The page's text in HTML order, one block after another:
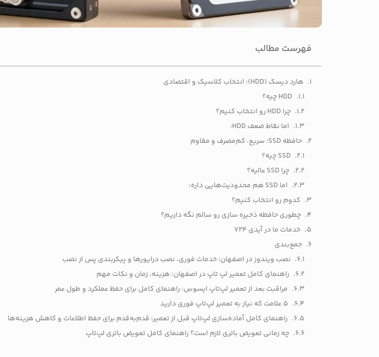
فهرست مطالب
هارد دیسک (HDD): انتخاب کلاسیک و اقتصادی
HDD چیه؟
چرا HDD رو انتخاب کنیم؟
اما نقاط ضعف HDD:
حافظه SSD: سریع، کم‌مصرف و مقاوم
SSD چیه؟
چرا SSD عالیه؟
اما SSD هم محدودیت‌هایی داره:
کدوم رو انتخاب کنیم؟
چطوری حافظه ذخیره‌ سازی رو سالم نگه داریم؟
خدمات ما در آیدی 724
جمع‌بندی
نصب ویندوز در اصفهان: خدمات فوری، نصب درایورها و پیکربندی پس از نصب
راهنمای کامل تعمیر لپ تاپ در اصفهان: هزینه، زمان و نکات مهم
مراقبت بعد از تعمیر لپ‌تاپ ایسوس: راهنمای کامل برای حفظ عملکرد و طول عمر
5 علامت که نیاز به تعمیر لپ‌تاپ فوری دارید
راهنمای کامل آماده‌سازی لپ‌تاپ قبل از تعمیر: قدم‌به‌قدم برای حفظ اطلاعات و کاهش هزینه‌ها
چه زمانی تعویض باتری لازم است؟ راهنمای کامل تعویض باتری لپ‌تاپ